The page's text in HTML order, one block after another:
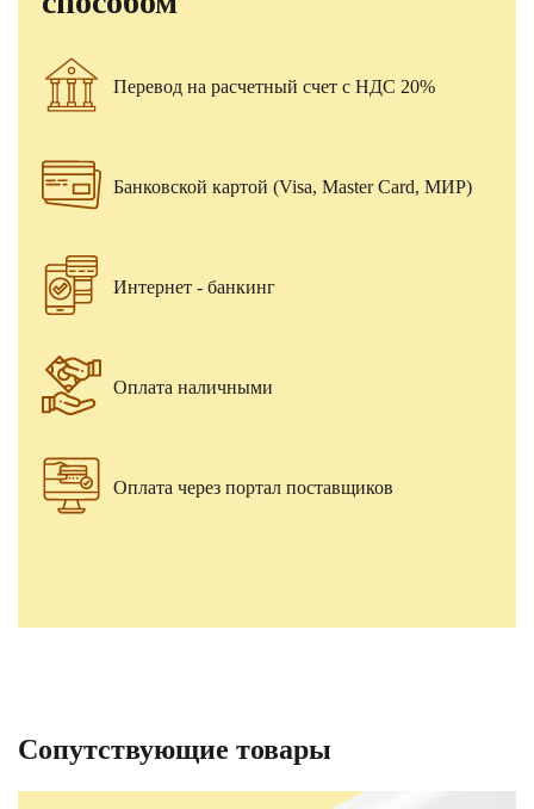
Перевод на расчетный счет с НДС 20%
Банковской картой (Visa, Master Card, МИР)
Интернет - банкинг
Оплата наличными
Оплата через портал поставщиков
Сопутствующие товары